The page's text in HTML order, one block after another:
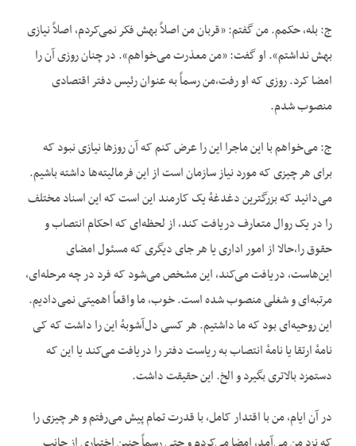
ج: بله، حکمم. من گفتم: «قربان من اصلاً بهش فکر نمی‌کردم، اصلاً نیازی
بهش نداشتم». او گفت: «من معذرت می‌خواهم». در چنان روزی آن را
امضا کرد. روزی که او رفت،‌من رسماً به عنوان رئیس دفتر اقتصادی
منصوب شدم.
ج: می‌خواهم با این ماجرا این را عرض کنم که آن روزها نیازی نبود که
برای هر چیزی که مورد نیاز سازمان است از این فرمالیته‌ها داشته باشیم.
می‌‌دانید که بزرگترین دغدغهٔ یک کارمند این است که این اسناد مختلف
را در یک روال متعارف دریافت کند، از لحظه‌ای که احکام انتصاب و
حقوق را،‌حالا از امور اداری یا هر جای دیگری که مسئول امضای
این‌هاست، دریافت می‌کند، این مشخص می‌شود که فرد در چه مرحله‌ای،
مرتبه‌ای و شغلی منصوب شده است. خوب،‌ ما واقعاً اهمیتی نمی‌دادیم.
این روحیه‌ای بود که ما داشتیم. هر کسی دل‌‌آشوبهٔ این را داشت که کی
نامهٔ ارتقا یا نامهٔ انتصاب به ریاست دفتر را دریافت می‌کند یا این که
دستمزد بالاتری بگیرد و الخ. این حقیقت داشت.
در آن ایام، من با اقتدار کامل، با قدرت تمام پیش می‌رفتم و هر چیزی را